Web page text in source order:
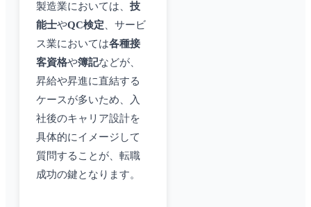
製造業においては、 技
能士やQC検定 、サービ
ス業においては各種接
客資格や簿記などが、
昇給や昇進に直結する
ケースが多いため、入
社後のキャリア設計を
具体的にイメージして
質問することが、転職
成功の鍵となります。